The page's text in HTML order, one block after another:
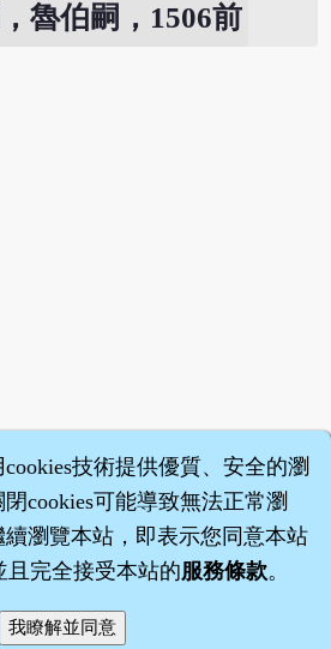
魯伯嗣，1506前
‧沈藥子©2008～2026
技術提供優質、安全的瀏
cookies可能導致無法正常瀏
續瀏覽本站，即表示您同意本站
且完全接受本站的服務條款。